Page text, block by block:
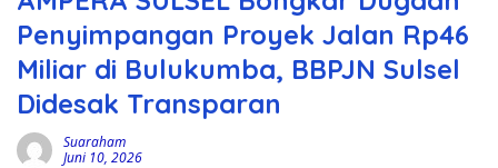
Penyimpangan Proyek Jalan Rp46
Miliar di Bulukumba, BBPJN Sulsel
Didesak Transparan
Suaraham
Juni 10, 2026